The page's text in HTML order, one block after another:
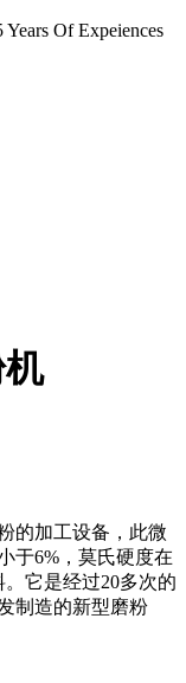
Of Expeiences
的加工设备，此微
于6%，莫氏硬度在
它是经过20多次的
制造的新型磨粉